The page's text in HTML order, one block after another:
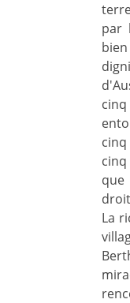
par
que
La